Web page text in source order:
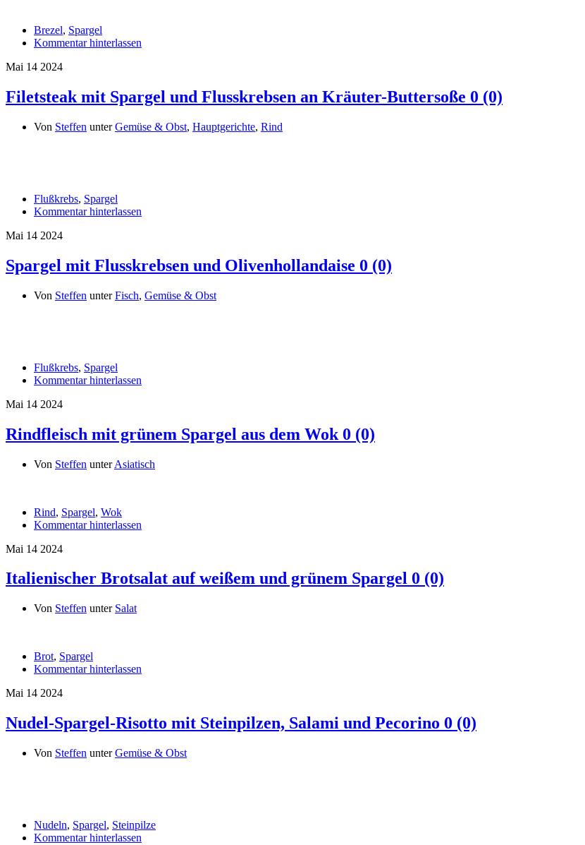
Brezel, Spargel
Kommentar hinterlassen
Mai 14 2024
Filetsteak mit Spargel und Flusskrebsen an Kräuter-Buttersoße 0 (0)
Von Steffen unterGemüse & Obst, Hauptgerichte, Rind
Flußkrebs, Spargel
Kommentar hinterlassen
Mai 14 2024
Spargel mit Flusskrebsen und Olivenhollandaise 0 (0)
Von Steffen unterFisch, Gemüse & Obst
Flußkrebs, Spargel
Kommentar hinterlassen
Mai 14 2024
Rindfleisch mit grünem Spargel aus dem Wok 0 (0)
Von Steffen unterAsiatisch
Rind, Spargel, Wok
Kommentar hinterlassen
Mai 14 2024
Italienischer Brotsalat auf weißem und grünem Spargel 0 (0)
Von Steffen unter Salat
Brot, Spargel
Kommentar hinterlassen
Mai 14 2024
Nudel-Spargel-Risotto mit Steinpilzen, Salami und Pecorino 0 (0)
Von Steffen unterGemüse & Obst
Nudeln, Spargel, Steinpilze
Kommentar hinterlassen